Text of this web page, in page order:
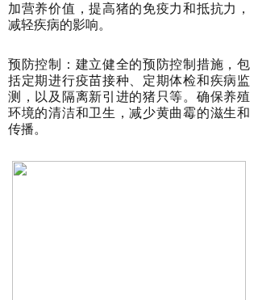
加营养价值，提高猪的免疫力和抵抗力，
减轻疾病的影响。
预防控制：建立健全的预防控制措施，包
括定期进行疫苗接种、定期体检和疾病监
测，以及隔离新引进的猪只等。确保养殖
环境的清洁和卫生，减少黄曲霉的滋生和
传播。